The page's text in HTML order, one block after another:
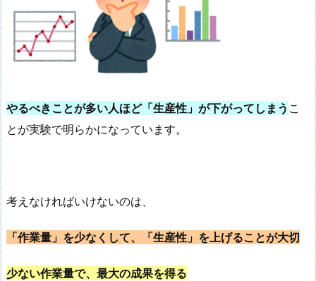
やるべきことが多い人ほど「生産性」が下がってしまう こ
とが実験で明らかになっています。
考えなければいけないのは、
「作業量」を少なくして、「生産性」を上げることが大切
少ない作業量で、最大の成果を得る